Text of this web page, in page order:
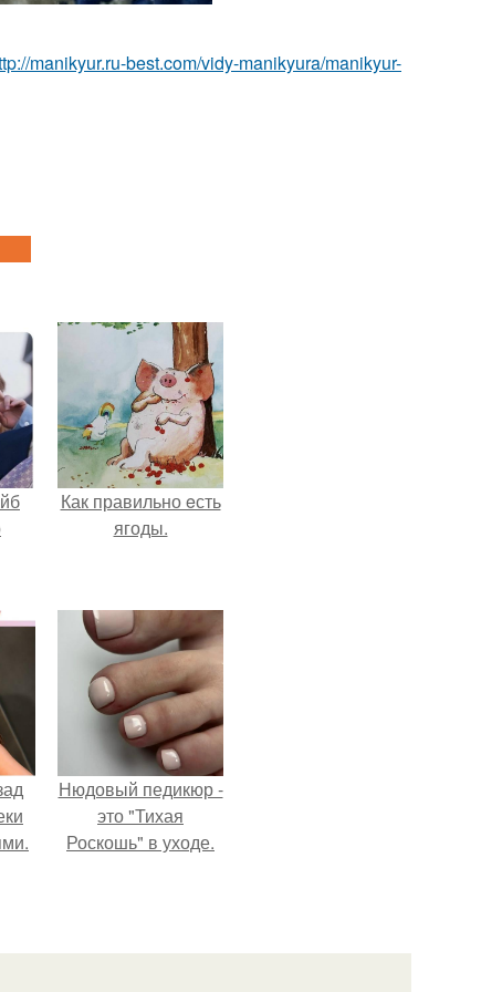
manikyur.ru-best.com/vidy-manikyura/manikyur-
Как правильно eсть
ягоды.
Нюдовый педикюр -
это "Тихая
Роскошь" в уходе.